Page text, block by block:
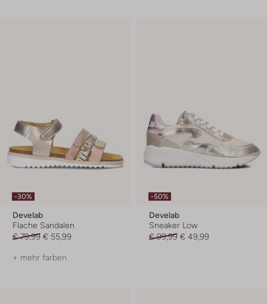
-30%
Develab
Flache Sandalen
€ 79,99 € 55,99
+ mehr farben
-50%
Develab
Sneaker Low
€ 99,99 € 49,99